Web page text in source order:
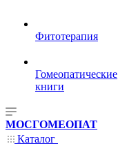
Фитотерапия
Гомеопатические
книги
МОСГОМЕОПАТ
Каталог